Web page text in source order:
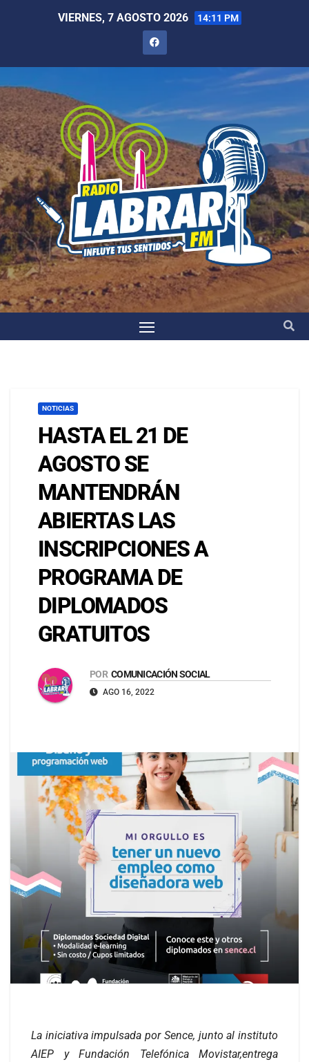
VIERNES, 7 AGOSTO 2026 14:11 PM
NOTICIAS
HASTA EL 21 DE
AGOSTO SE
MANTENDRÁN
ABIERTAS LAS
INSCRIPCIONES A
PROGRAMA DE
DIPLOMADOS
GRATUITOS
POR COMUNICACIÓN SOCIAL
AGO 16, 2022
La iniciativa impulsada por Sence, junto al instituto
AIEP y Fundación Telefónica Movistar,entrega